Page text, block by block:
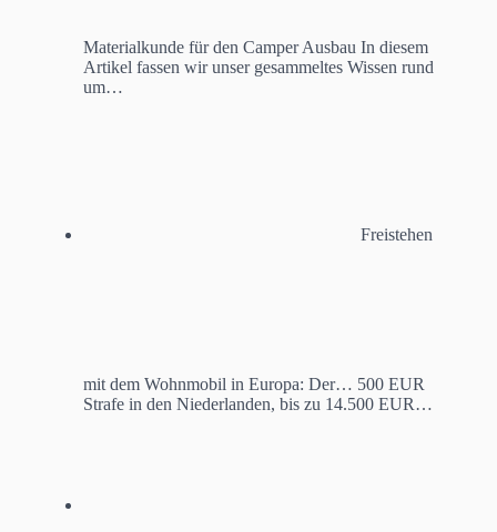
Materialkunde für den Camper Ausbau In diesem
Artikel fassen wir unser gesammeltes Wissen rund
um…
Freistehen
mit dem Wohnmobil in Europa: Der… 500 EUR
Strafe in den Niederlanden, bis zu 14.500 EUR…